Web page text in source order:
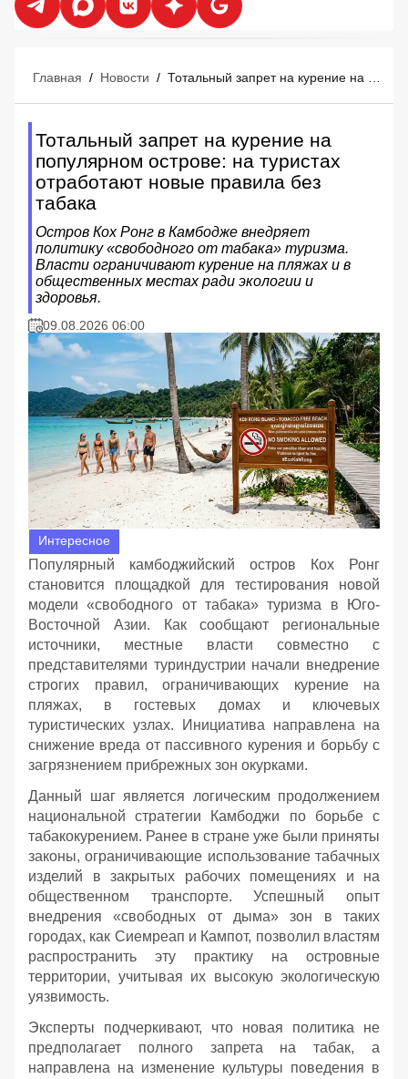
Главная / Новости /
Тотальный запрет на курение на
популярном острове: на туристах
отработают новые правила без
табака
Остров Кох Ронг в Камбодже внедряет
политику «свободного от табака» туризма.
Власти ограничивают курение на пляжах и в
общественных местах ради экологии и
здоровья.
09.08.2026 06:00
Интересное
Популярный камбоджийский остров Кох Ронг
становится площадкой для тестирования новой
модели «свободного от табака» туризма в Юго-
Восточной Азии. Как сообщают региональные
источники, местные власти совместно с
представителями туриндустрии начали внедрение
строгих правил, ограничивающих курение на
пляжах, в гостевых домах и ключевых
туристических узлах. Инициатива направлена на
снижение вреда от пассивного курения и борьбу с
загрязнением прибрежных зон окурками.
Данный шаг является логическим продолжением
национальной стратегии Камбоджи по борьбе с
табакокурением. Ранее в стране уже были приняты
законы, ограничивающие использование табачных
изделий в закрытых рабочих помещениях и на
общественном транспорте. Успешный опыт
внедрения «свободных от дыма» зон в таких
городах, как Сиемреап и Кампот, позволил властям
распространить эту практику на островные
территории, учитывая их высокую экологическую
уязвимость.
Эксперты подчеркивают, что новая политика не
предполагает полного запрета на табак, а
направлена на изменение культуры поведения в